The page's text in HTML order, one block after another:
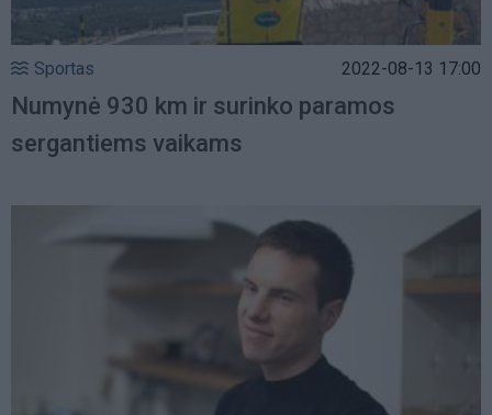
Sportas 2022-08-13 17:00
Numynė 930 km ir surinko paramos
sergantiems vaikams